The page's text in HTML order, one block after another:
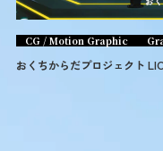
CG / Motion Graphic
おくちからだプロジェクト